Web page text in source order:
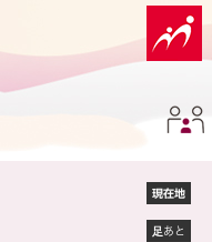
の
ー
現在地
足あと